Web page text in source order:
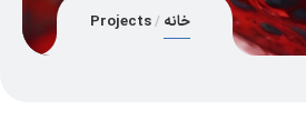
خانه Projects